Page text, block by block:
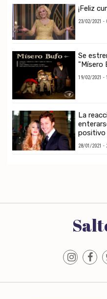
¡Feliz
23/02/2021 -
Se
"Mísero
19/02/2021 -
La
positivo
28/01/2021 -